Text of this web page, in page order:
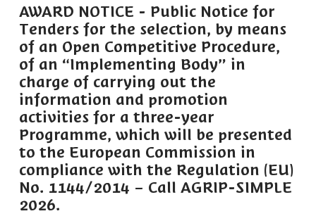
AWARD NOTICE - Public Notice for
Tenders for the selection, by means
of an Open Competitive Procedure,
of an “Implementing Body” in
charge of carrying out the
information and promotion
activities for a three-year
Programme, which will be presented
to the European Commission in
compliance with the Regulation (EU)
No. 1144/2014 – Call AGRIP-SIMPLE
2026.